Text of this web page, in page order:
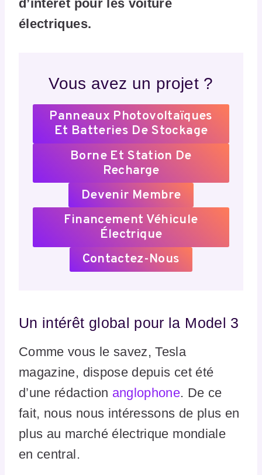
d’intérêt pour les voiture
électriques.
Vous avez un projet ?
Panneaux Photovoltaïques
Et Batteries De Stockage
Borne Et Station De
Recharge
Devenir Membre
Financement Véhicule
Électrique
Contactez-Nous
Un intérêt global pour la Model 3
Comme vous le savez, Tesla
magazine, dispose depuis cet été
d’une rédaction anglophone. De ce
fait, nous nous intéressons de plus en
plus au marché électrique mondiale
en central.